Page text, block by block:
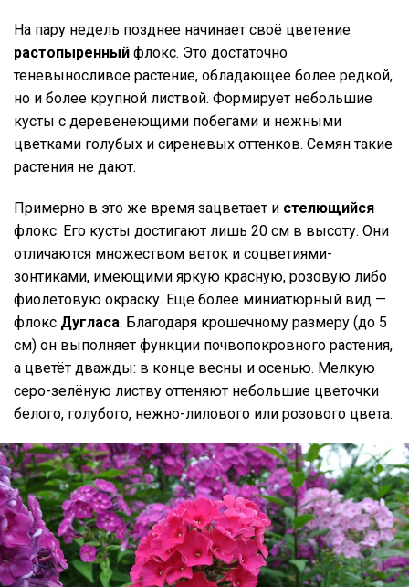
На пару недель позднее начинает своё цветение
растопыренный флокс. Это достаточно
теневыносливое растение, обладающее более редкой,
но и более крупной листвой. Формирует небольшие
кусты с деревенеющими побегами и нежными
цветками голубых и сиреневых оттенков. Семян такие
растения не дают.
Примерно в это же время зацветает и стелющийся
флокс. Его кусты достигают лишь 20 см в высоту. Они
отличаются множеством веток и соцветиями-
зонтиками, имеющими яркую красную, розовую либо
фиолетовую окраску. Ещё более миниатюрный вид —
флокс Дугласа. Благодаря крошечному размеру (до 5
см) он выполняет функции почвопокровного растения,
а цветёт дважды: в конце весны и осенью. Мелкую
серо-зелёную листву оттеняют небольшие цветочки
белого, голубого, нежно-лилового или розового цвета.